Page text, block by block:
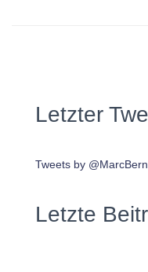
Letzter
Tweets by
Letzte